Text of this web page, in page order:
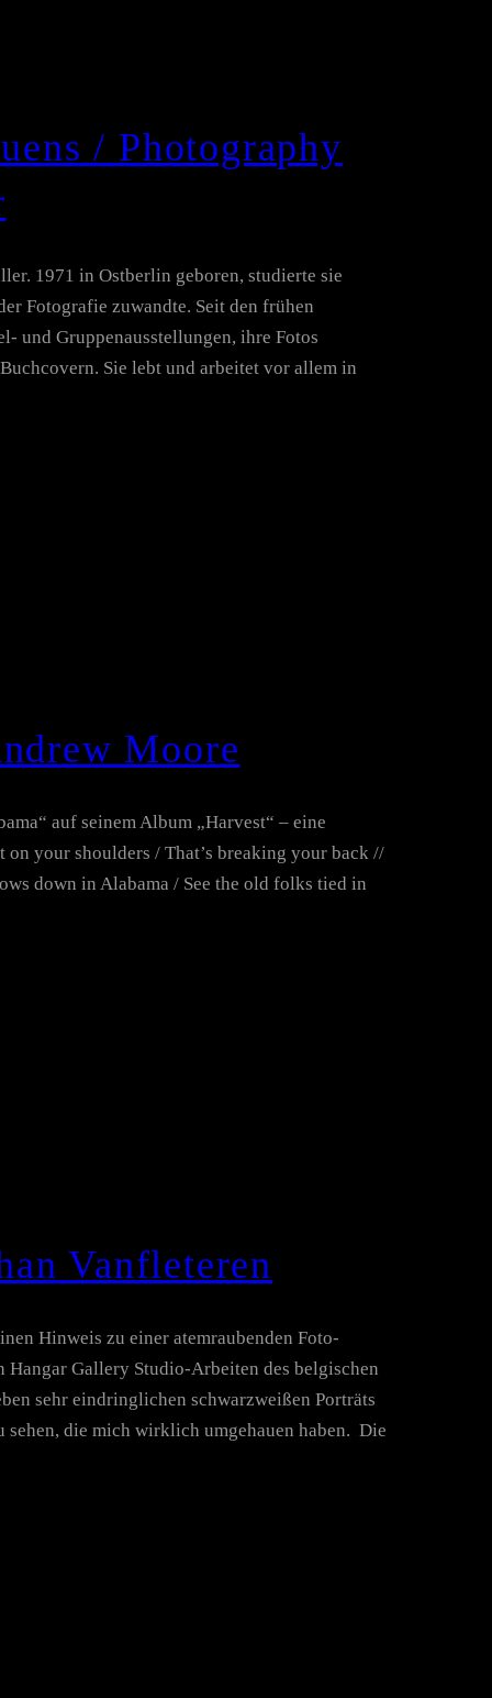
/ Photography
1971 in Ostberlin geboren, studierte sie
Fotografie zuwandte. Seit den frühen
und Gruppenausstellungen, ihre Fotos
Sie lebt und arbeitet vor allem in
Moore
auf seinem Album „Harvest“ – eine
your shoulders / That’s breaking your back //
down in Alabama / See the old folks tied in
Vanfleteren
Hinweis zu einer atemraubenden Foto-
Gallery Studio-Arbeiten des belgischen
sehr eindringlichen schwarzweißen Porträts
sehen, die mich wirklich umgehauen haben. Die